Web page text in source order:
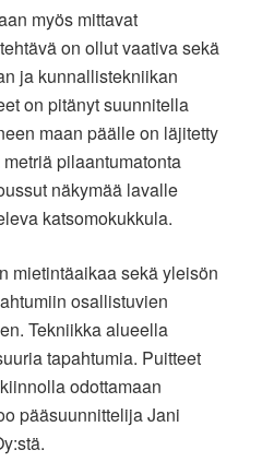
myös mittavat
on ollut vaativa sekä
ja kunnallistekniikan
on pitänyt suunnitella
maan päälle on läjitetty
pilaantumatonta
näkymää lavalle
katsomokukkula.
mietintäaikaa sekä yleisön
osallistuvien
Tekniikka alueella
tapahtumia. Puitteet
odottamaan
pääsuunnittelija Jani